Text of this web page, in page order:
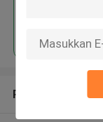
Rekomendasi